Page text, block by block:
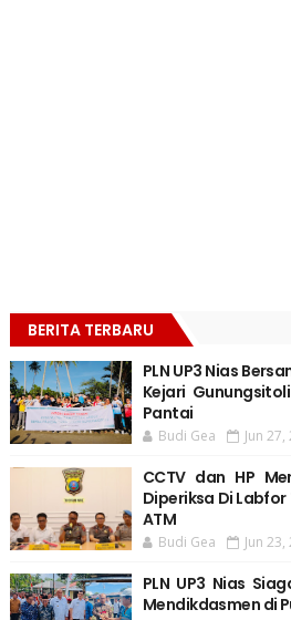
BERITA TERBARU
PLN UP3 Nias
Kejari
Pantai
Budi Gea Jun
CCTV dan HP
Diperiksa Di Labfor
ATM
Budi Gea Jun
PLN UP3 Nias
Mendikdasmen di